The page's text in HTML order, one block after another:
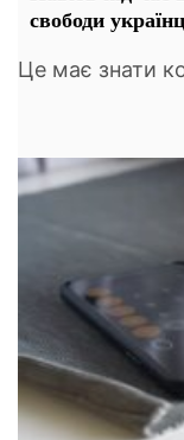
свободи
Це має знати